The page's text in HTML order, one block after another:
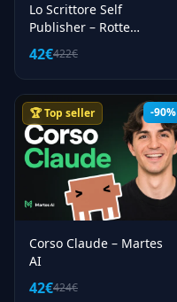
Mindset
Montaggio Video
Musica
Natura
Nft
Online Marketing
Onlyfans
Parlare In Pubblico
Personal Brand
Photoshop
Lo Scrittore Self
Publisher – Rotte
Narrative
42€422€
-90%
🏆 Top seller
Corso Claude – Martes
AI
42€424€